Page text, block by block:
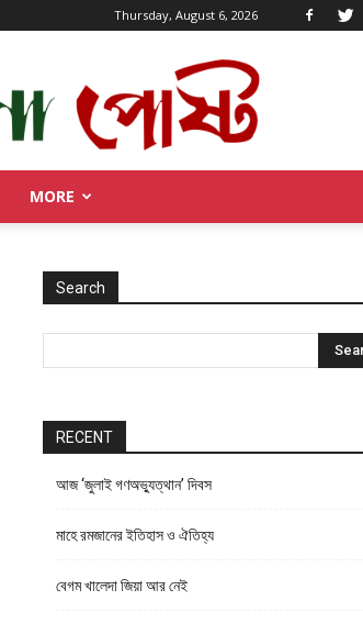
Thursday, August 6, 2026
MORE
Search
RECENT
আজ ‘জুলাই গণঅভ্যুত্থান’ দিবস
মাহে রমজানের ইতিহাস ও ঐতিহ্য
বেগম খালেদা জিয়া আর নেই